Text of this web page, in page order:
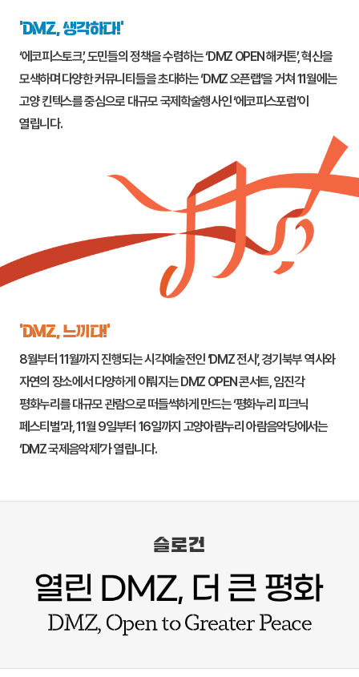
‘DMZ, 생각하다!’
‘에코피스토크’, 도민들의 정책을 수렴하는 ‘DMZ OPEN 해커톤’, 혁신을
모색하며 다양한 커뮤니티들을 초대하는 ‘DMZ 오픈랩’을 거쳐 11월에는
고양킨텍스를 중심으로 대규모 국제학술행사인 ‘에코피스포럼’이
열립니다.
‘DMZ, 느끼다!’
8월부터 11월까지 진행되는 시각예술전인 ‘DMZ 전시’, 경기북부 역사와
자연의 장소에서 다양하게 이뤄지는 DMZ OPEN 콘서트, 임진각
평화누리를 대규모 관람으로 떠들썩하게 만드는 ‘평화누리 피크닉
페스티벌’과, 11월 9일부터 16일까지 고양아람누리 아람음악당에서는
‘DMZ 국제음악제’가 열립니다.
슬로건